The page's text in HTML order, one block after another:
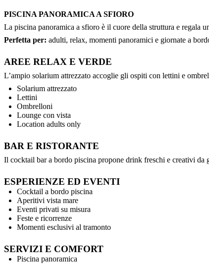
PISCINA PANORAMICA A SFIORO
La piscina panoramica a sfioro è il cuore della struttura e
Perfetta per: adulti, relax, momenti panoramici e giornate a
AREE RELAX E VERDE
L’ampio solarium attrezzato accoglie gli ospiti con lettini e
Solarium attrezzato
Lettini
Ombrelloni
Lounge con vista
Location adults only
BAR E RISTORANTE
Il cocktail bar a bordo piscina propone drink freschi e creativi
ESPERIENZE ED EVENTI
Cocktail a bordo piscina
Aperitivi vista mare
Eventi privati su misura
Feste e ricorrenze
Momenti esclusivi al tramonto
SERVIZI E COMFORT
Piscina panoramica